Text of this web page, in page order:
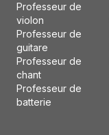
Professeur de
violon
Professeur de
guitare
Professeur de
chant
Professeur de
batterie